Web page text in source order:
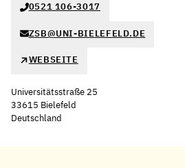
0521 106-3017
ZSB@UNI-BIELEFELD.DE
WEBSEITE
Universitätsstraße 25
33615 Bielefeld
Deutschland